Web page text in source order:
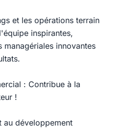
et les opérations terrain
inspirantes,
innovantes
: Contribue à la
!
au développement